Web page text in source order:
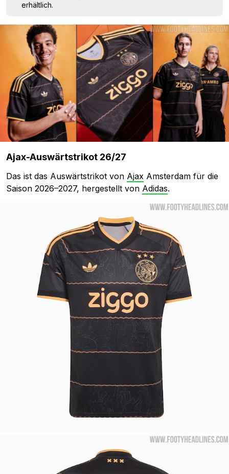
erhältlich.
Ajax-Auswärtstrikot 26/27
Das ist das Auswärtstrikot von Ajax Amsterdam für die
Saison 2026–2027, hergestellt von Adidas.